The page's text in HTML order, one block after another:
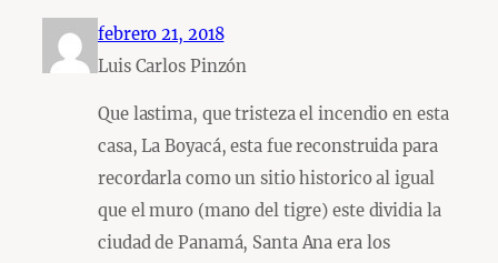
febrero 21, 2018
Luis Carlos Pinzón
Que lastima, que tristeza el incendio en esta
casa, La Boyacá, esta fue reconstruida para
recordarla como un sitio historico al igual
que el muro (mano del tigre) este dividia la
ciudad de Panamá, Santa Ana era los